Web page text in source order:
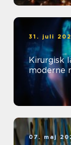
31. juli
Kirurgisk
moderne
07. maj